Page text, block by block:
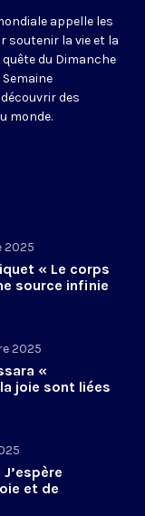
appelle les
soutenir la vie et la
du Dimanche
des
monde.
2025
« Le corps
source infinie
2025
«
joie sont liées
et de